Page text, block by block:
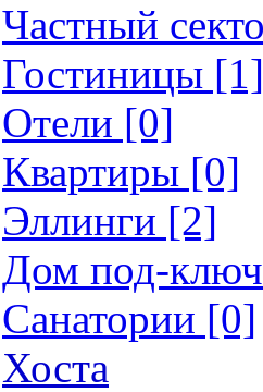
Частный
Гостиницы [1]
Отели [0]
Квартиры [0]
Эллинги [2]
Дом под-
Санатории [0]
Хоста